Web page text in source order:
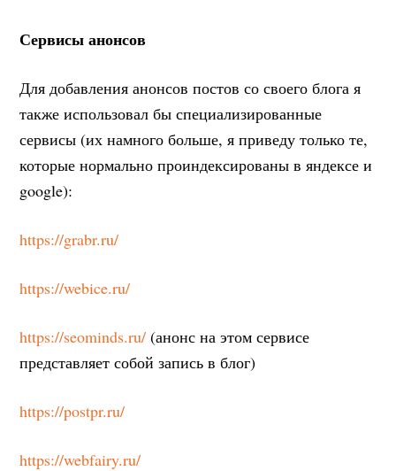
Сервисы анонсов
Для добавления анонсов постов со своего блога я
также использовал бы специализированные
сервисы (их намного больше, я приведу только те,
которые нормально проиндексированы в яндексе и
google):
https://grabr.ru/
https://webice.ru/
https://seominds.ru/ (анонс на этом сервисе
представляет собой запись в блог)
https://postpr.ru/
https://webfairy.ru/